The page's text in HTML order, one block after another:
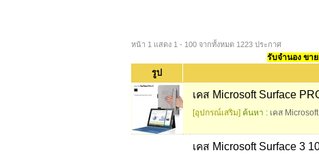
หน้า 1 แสดง 1 - 100 จากทั้งหมด 1223 ประกาศ
รับจำนอง ขา
รูป
เคส Microsoft Surface
[อุปกรณ์เสริม] ค้นหา : เคส
เคส Microsoft Surface 3